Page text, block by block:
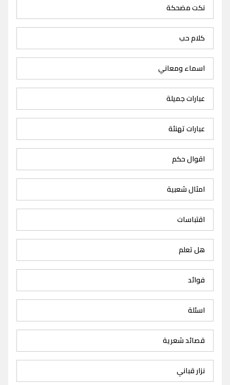
نكت مضحكة
كلام حب
اسماء ومعاني
عبارات جميلة
عبارات تهنئة
اقوال حكم
امثال شعبية
اقتباسات
هل تعلم
فوائد
اسئلة
قصائد شعرية
نزار قباني